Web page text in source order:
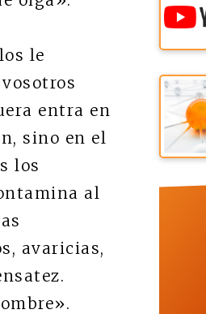
le
entra en
sino en el
los
al
avaricias,